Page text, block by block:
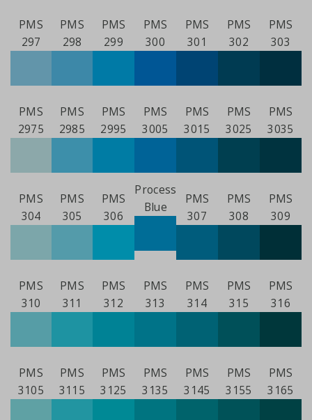
PMS
297
PMS
298
PMS
299
PMS
300
PMS
301
PMS
302
PMS
303
PMS
2975
PMS
2985
PMS
2995
PMS
3005
PMS
3015
PMS
3025
PMS
3035
PMS
304
PMS
305
PMS
306
Process
Blue
PMS
307
PMS
308
PMS
309
PMS
310
PMS
311
PMS
312
PMS
313
PMS
314
PMS
315
PMS
316
PMS
3105
PMS
3115
PMS
3125
PMS
3135
PMS
3145
PMS
3155
PMS
3165